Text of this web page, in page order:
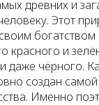
древних и
Этот
богатством
красного и
даже чёрного.
создан
Именно